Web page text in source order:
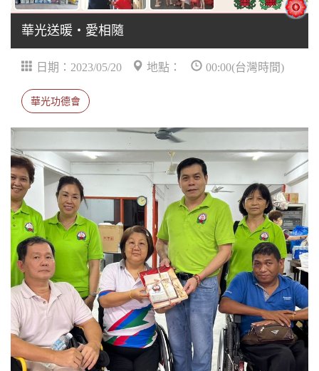
華光送暖‧愛相隨
日期：2023/05/20 地點： 00:00(台灣時間)
華光功德會